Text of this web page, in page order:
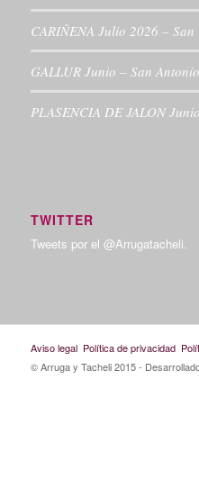
CARIÑENA Julio 2026 –
GALLUR Junio – San
PLASENCIA DE JALON
TWITTER
Tweets por el @Arrugatacheli.
Aviso legal Política de privacidad
© Arruga y Tacheli 2015-